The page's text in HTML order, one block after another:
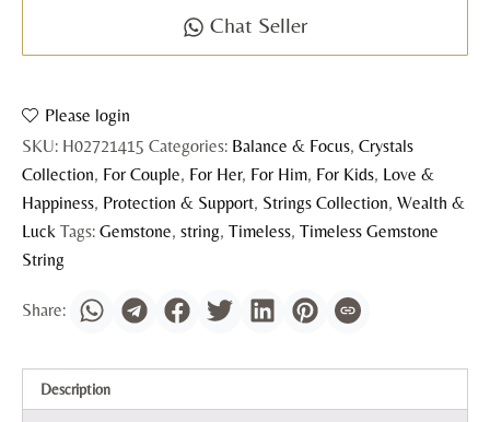
Chat Seller
Please login
SKU: H02721415 Categories: Balance & Focus, Crystals
Collection, For Couple, For Her, For Him, For Kids, Love &
Happiness, Protection & Support, Strings Collection, Wealth &
Luck Tags: Gemstone, string, Timeless, Timeless Gemstone
String
Description